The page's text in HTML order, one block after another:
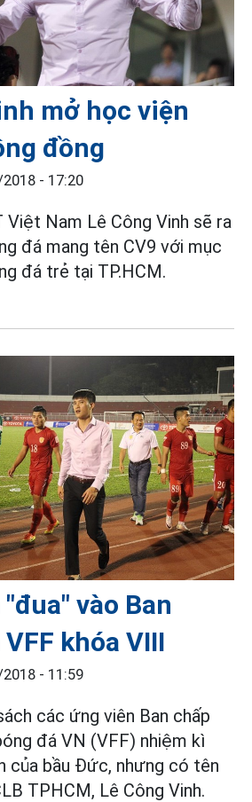
mở học viện
đồng
- 17:20
Việt Nam Lê Công Vinh sẽ ra
đá mang tên CV9 với mục
đá trẻ tại TP.HCM.
vào Ban
khóa VIII
- 11:59
các ứng viên Ban chấp
đá VN (VFF) nhiệm kì
của bầu Đức, nhưng có tên
TPHCM, Lê Công Vinh.